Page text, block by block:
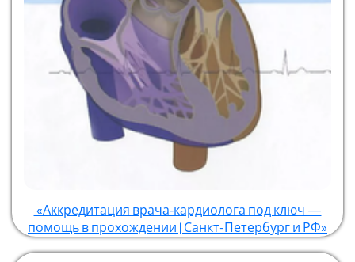
«Аккредитация врача‑кардиолога под ключ —
помощь в прохождении | Санкт-Петербург и РФ»